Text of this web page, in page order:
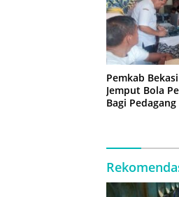
Pemkab
Jemput Bola
Bagi